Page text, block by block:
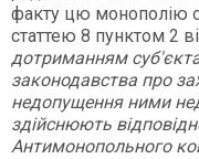
факту цю монополію
статтею 8 пунктом 2
дотриманням
законодавства про
недопущення ними
здійснюють
Антимонопольного